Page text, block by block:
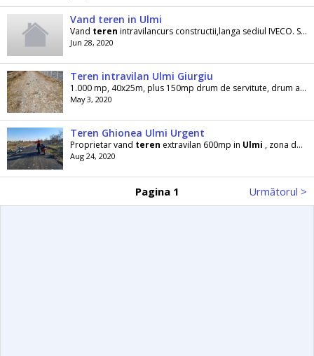
Vand teren in Ulmi
Vand teren intravilancurs constructii,langa sediul IVECO. Suprafata 3000 m2,cu posibilitate de a
Jun 28, 2020
Teren intravilan Ulmi Giurgiu
1.000 mp, 40x25m, plus 150mp drum de servitute, drum asfaltat, între case
May 3, 2020
Teren Ghionea Ulmi Urgent
Proprietar vand teren extravilan 600mp in Ulmi , zona de case noi , asfalt pana pe
Aug 24, 2020
Pagina 1 Următorul >